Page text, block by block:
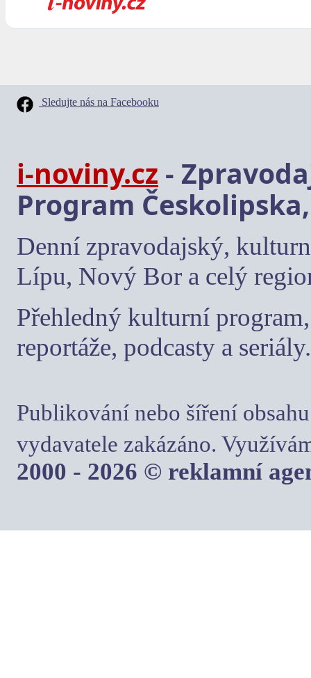
Sledujte nás na Facebooku
i-noviny.cz -
Program
Denní zpravodajský,
Lípu, Nový Bor a celý
Přehledný kulturní
reportáže, podcasty a seriály.
Publikování nebo šíření
vydavatele zakázáno.
2000 - 2026 © reklamní